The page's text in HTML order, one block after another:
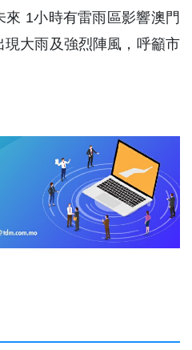
1小時有雷雨區影響澳門
大雨及強烈陣風，呼籲市